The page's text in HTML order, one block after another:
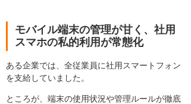
モバイル端末の管理が甘く、社用
スマホの私的利用が常態化
ある企業では、全従業員に社用スマートフォン
を支給していました。
ところが、端末の使用状況や管理ルールが徹底